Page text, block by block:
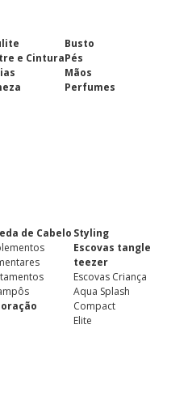
e Cintura
Busto
Pés
Mãos
Perfumes
de Cabelo Styling
Escovas tangle
teezer
Escovas Criança
Aqua Splash
Compact
Elite